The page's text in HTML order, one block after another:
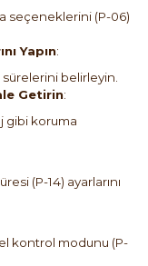
seçeneklerini (P-06)
Yapın:
sürelerini belirleyin.
Getirin:
gibi koruma
(P-14) ayarlarını
kontrol modunu (P-